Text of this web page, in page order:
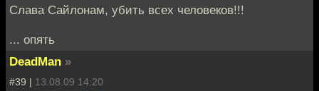
Слава Сайлонам, убить всех человеков!!!
... опять
DeadMan »
#39 | 13.08.09 14:20